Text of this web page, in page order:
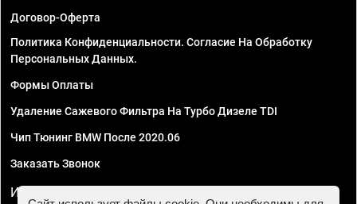
Договор-Оферта
Политика Конфиденциальности. Согласие На Обработку
Персональных Данных.
Формы Оплаты
Удаление Сажевого Фильтра На Турбо Дизеле TDI
Чип Тюнинг BMW После 2020.06
Заказать Звонок
ИП Смирнов Георгий Павлович. ИНН 781302555843,